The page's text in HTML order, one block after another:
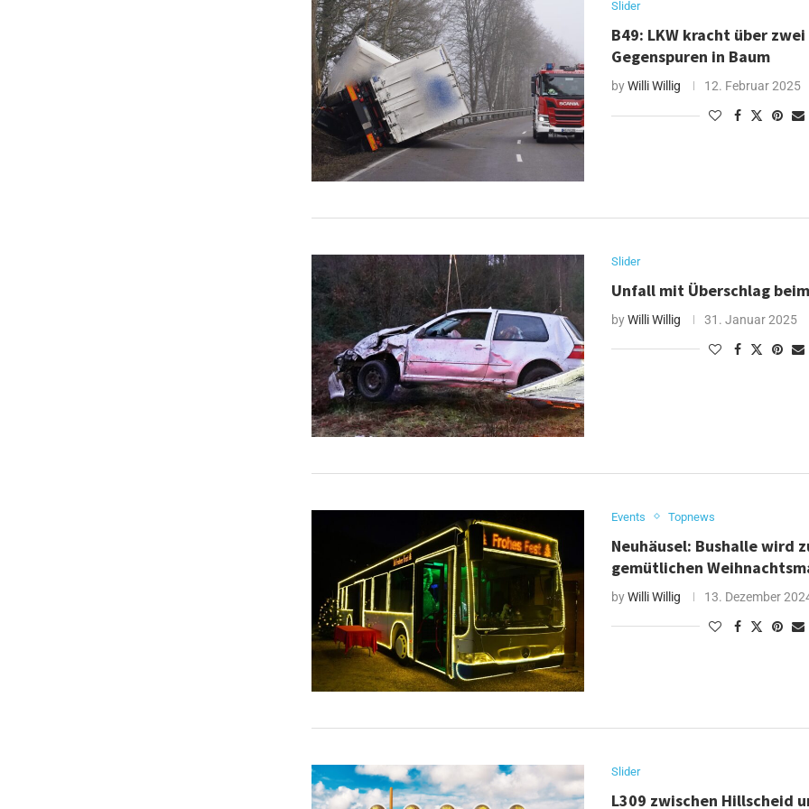
Slider
B49: LKW kracht über zwei
Gegenspuren in Baum
byWilli Willig 12. Februar 2025
Slider
Unfall mit Überschlag
byWilli Willig 31. Januar 2025
Events Topnews
Neuhäusel: Bushalle wird
gemütlichen
byWilli Willig 13. Dezember
Slider
L309 zwischen Hillscheid